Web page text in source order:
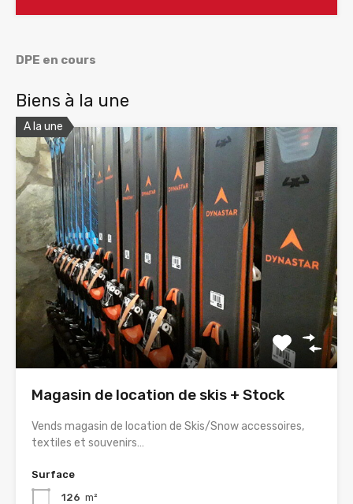
DPE en cours
Biens à la une
A la une
Magasin de location de skis + Stock
Vends magasin de location de Skis/Snow accessoires,
textiles et souvenirs…
Surface
126 m²